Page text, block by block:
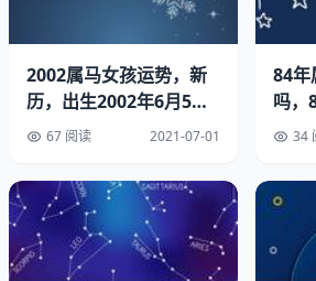
猴属相和马属相活力相伴，最为相配！
属猴的人是天生就比较富有活力和的
的明媚与浪漫，在的外表下着一颗柔
人他们外表沉默，往往在生活中沉默
他们内心是非常细腻和丰富的，他们
和理解是所有其他生肖属相不可比拟的
2002属马女孩运势，新
历，出生2002年6月5
日，属马的女生，桃花劫
67 阅读 2021-07-01
84年
吗，
可以
34